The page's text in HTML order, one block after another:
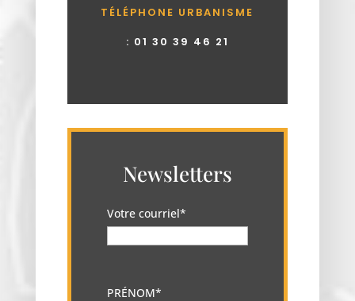
TÉLÉPHONE URBANISME
: 01 30 39 46 21
Newsletters
Votre courriel*
PRÉNOM*